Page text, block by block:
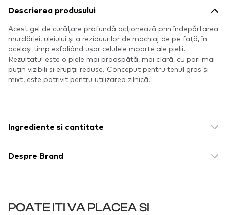
Descrierea produsului
Acest gel de curățare profundă acționează prin îndepărtarea
murdăriei, uleiului și a reziduurilor de machiaj de pe față, în
același timp exfoliând ușor celulele moarte ale pielii.
Rezultatul este o piele mai proaspătă, mai clară, cu pori mai
puțin vizibili și erupții reduse. Conceput pentru tenul gras și
mixt, este potrivit pentru utilizarea zilnică.
Ingrediente si cantitate
Despre Brand
POATE ITI VA PLACEA SI